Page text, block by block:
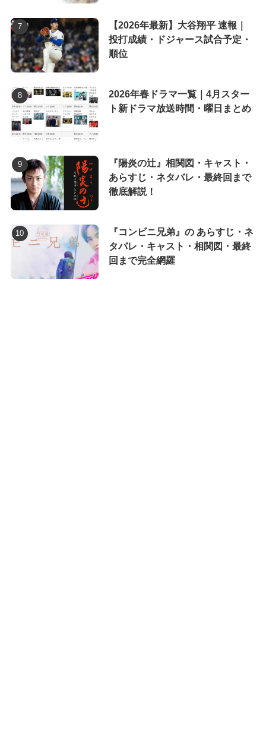
【2026年最新】大谷翔平 速報｜
投打成績・ドジャース試合予定・
順位
2026年春ドラマ一覧｜4月スター
ト新ドラマ放送時間・曜日まとめ
『陽炎の辻』相関図・キャスト・
あらすじ・ネタバレ・最終回まで
徹底解説！
『コンビニ兄弟』の あらすじ・ネ
タバレ・キャスト・相関図・最終
回まで完全網羅